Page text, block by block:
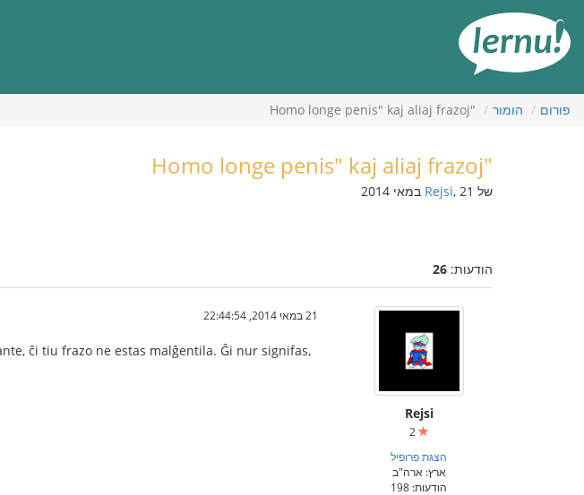
העניינים
פורום הומור "Homo longe penis" kaj aliaj frazoj
"Homo longe penis" kaj aliaj frazoj
של Rejsi, 21 במאי 2014
הודעות: 26
Rejsi
הצגת פרופיל
ארץ: ארה"ב
הודעות: 198
21 במאי 2014, 22:44:54
ĉi tiu frazo ne estas malĝentila. Ĝi nur signifas,